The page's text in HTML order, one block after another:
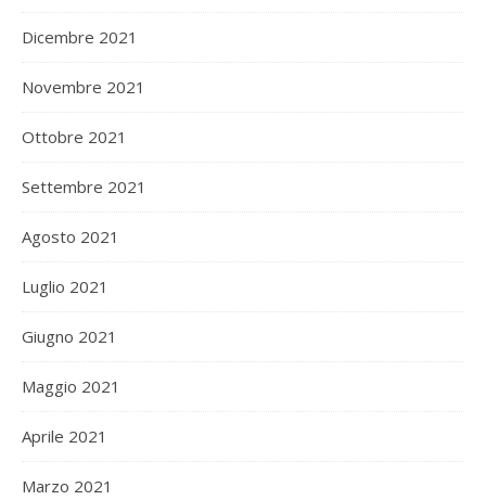
Dicembre 2021
Novembre 2021
Ottobre 2021
Settembre 2021
Agosto 2021
Luglio 2021
Giugno 2021
Maggio 2021
Aprile 2021
Marzo 2021